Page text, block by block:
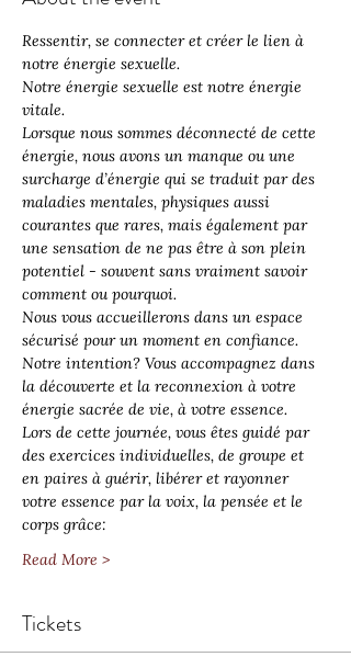
Ressentir, se connecter et créer le lien à
notre énergie sexuelle.
Notre énergie sexuelle est notre énergie
vitale.
Lorsque nous sommes déconnecté de cette
énergie, nous avons un manque ou une
surcharge d’énergie qui se traduit par des
maladies mentales, physiques aussi
courantes que rares, mais également par
une sensation de ne pas être à son plein
potentiel - souvent sans vraiment savoir
comment ou pourquoi.
Nous vous accueillerons dans un espace
sécurisé pour un moment en confiance.
Notre intention? Vous accompagnez dans
la découverte et la reconnexion à votre
énergie sacrée de vie, à votre essence.
Lors de cette journée, vous êtes guidé par
des exercices individuelles, de groupe et
en paires à guérir, libérer et rayonner
votre essence par la voix, la pensée et le
corps grâce:
Read More >
Tickets